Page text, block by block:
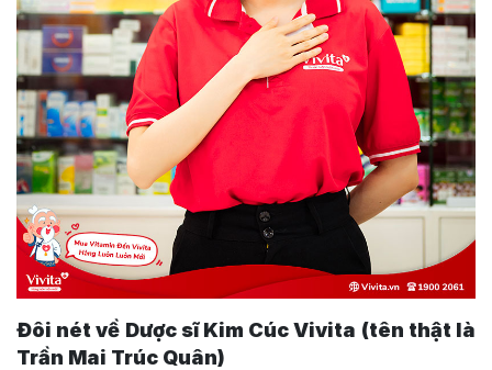
Đôi nét về Dược sĩ Kim Cúc Vivita (tên thật là
Trần Mai Trúc Quân)